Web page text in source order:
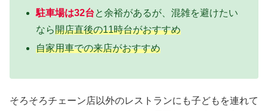
駐車場は32台と余裕があるが、混雑を避けたい
なら開店直後の11時台がおすすめ
自家用車での来店がおすすめ
そろそろチェーン店以外のレストランにも子どもを連れて